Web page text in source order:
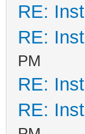
RE:
RE:
PM
RE:
RE: